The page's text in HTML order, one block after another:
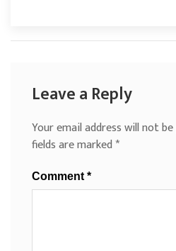
Leave a Reply
Your email address will not be
fields are marked*
Comment *